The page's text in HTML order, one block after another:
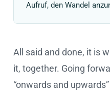
Aufruf, den Wandel
All said and done, it is
it, together. Going
“onwards and